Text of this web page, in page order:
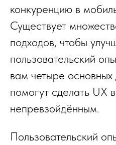
конкуренцию в
Существует
подходов, чтобы
пользовательский
вам четыре основных
помогут сделать UX
непревзойдённым.
Пользовательский